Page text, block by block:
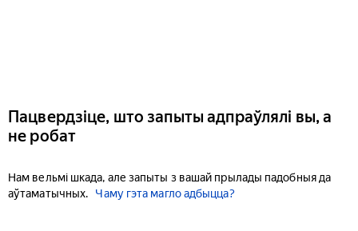
Пацвердзіце, што запыты адпраўлялі вы, а
не робат
Нам вельмі шкада, але запыты з вашай прылады падобныя да
аўтаматычных.
Чаму гэта магло адбыцца?